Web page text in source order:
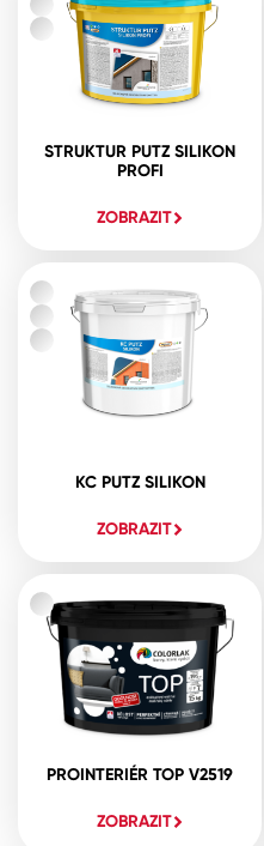
STRUKTUR PUTZ SILIKON
PROFI
ZOBRAZIT
KC PUTZ SILIKON
ZOBRAZIT
PROINTERIÉR TOP V2519
ZOBRAZIT